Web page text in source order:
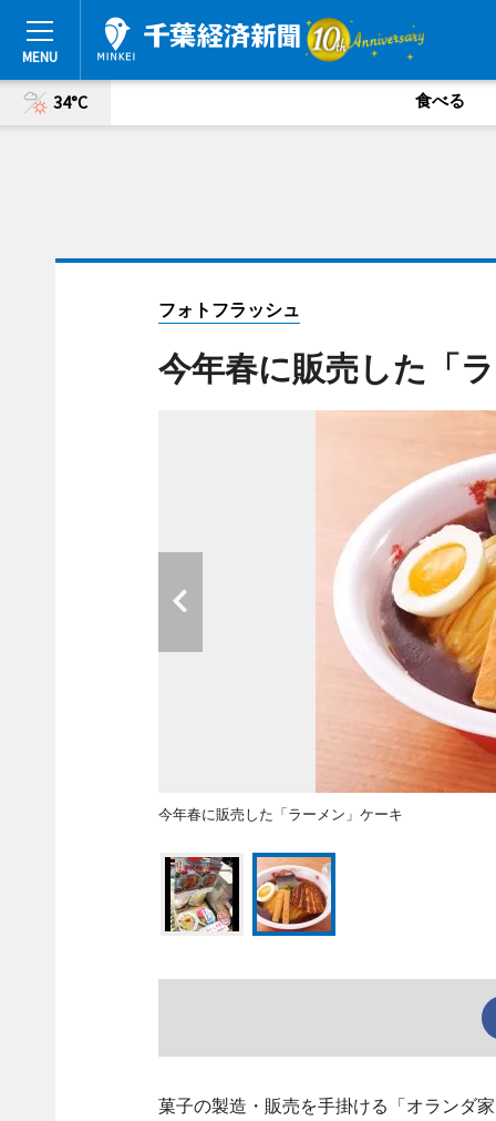
34°C 食べる
フォトフラッシュ
今年春に販売した「
今年春に販売した「ラーメン」ケーキ
菓子の製造・販売を手掛ける「オランダ